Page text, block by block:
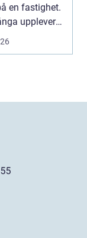
en fastighet.
upplever